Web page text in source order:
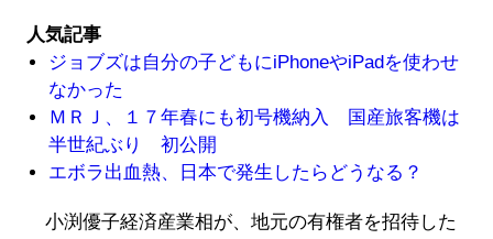
人気記事
ジョブズは自分の子どもにiPhoneやiPadを使わせ
なかった
ＭＲＪ、１７年春にも初号機納入 国産旅客機は
半世紀ぶり 初公開
エボラ出血熱、日本で発生したらどうなる？
小渕優子経済産業相が、地元の有権者を招待した